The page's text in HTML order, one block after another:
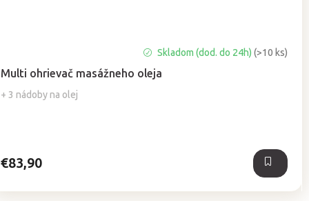
Multi ohrievač masážneho oleja
+ 3 nádoby na olej
hodnotenie
produktu
je
Skladom (dod. do 24h)(>10 ks)
€83,90